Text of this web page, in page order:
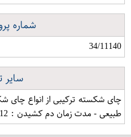
شماره
34/11140
چای شکسته ترکیبی از انواع چای
طبیعی - مدت زمان دم کشیدن ‏:‏ 12 تا 15دقیقه